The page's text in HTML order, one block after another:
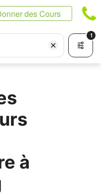
des Cours
1
à